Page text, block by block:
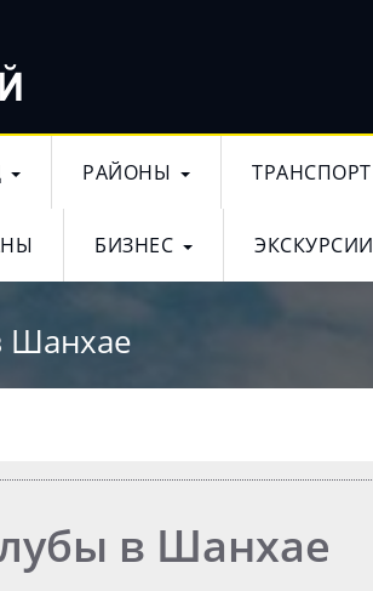
РАЙОНЫ ТРАНСПОРТ
БИЗНЕС ЭКСКУРСИИ
Шанхае
в Шанхае